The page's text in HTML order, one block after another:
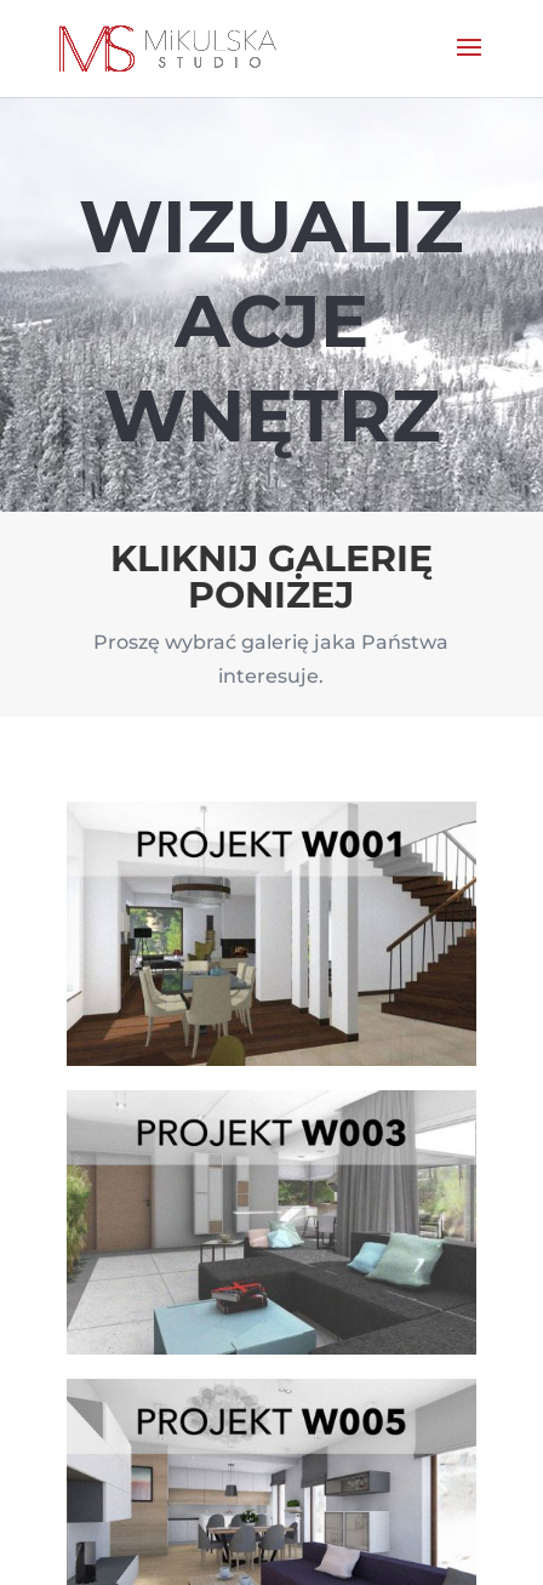
WIZUALIZ
ACJE
WNĘTRZ
KLIKNIJ GALERIĘ
PONIŻEJ
Proszę wybrać galerię jaka Państwa
interesuje.